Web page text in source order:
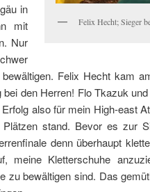
Felix Hecht; Sieger
in
mit
Nur
Felix Hecht kam
den Herren! Flo Tkazuk
also für mein High-east
stand. Bevor es zur
denn überhaupt
meine Kletterschuhe
zu bewältigen sind. Das